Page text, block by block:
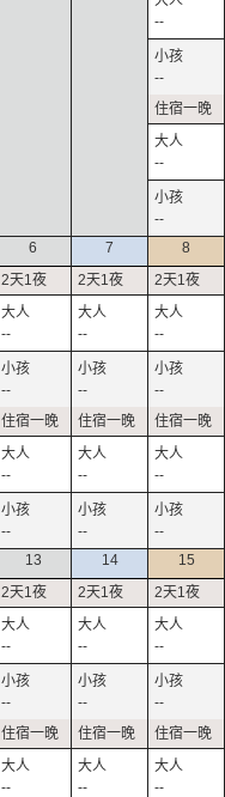
--
--
--
--
6
--
--
--
--
7
--
--
--
--
8
--
--
--
--
13
--
--
--
14
--
--
--
15
--
--
--